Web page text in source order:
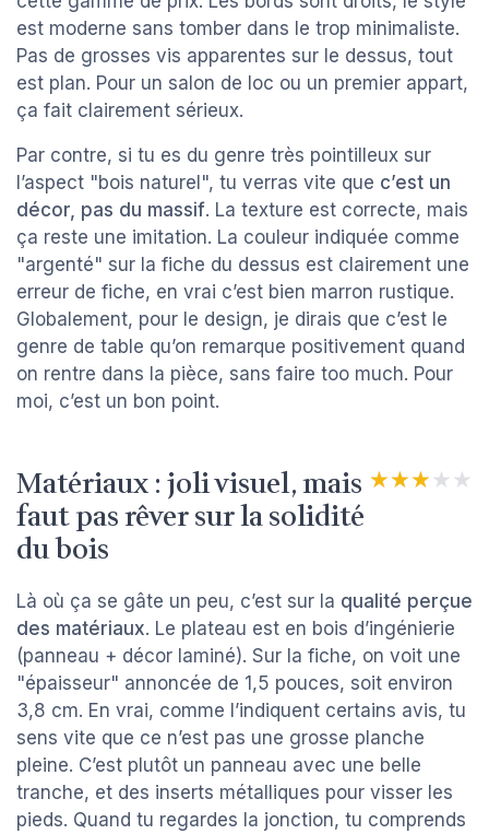
est moderne sans tomber dans le trop minimaliste.
Pas de grosses vis apparentes sur le dessus, tout
est plan. Pour un salon de loc ou un premier appart,
ça fait clairement sérieux.
Par contre, si tu es du genre très pointilleux sur
l’aspect "bois naturel", tu verras vite que c’est un
décor, pas du massif. La texture est correcte, mais
ça reste une imitation. La couleur indiquée comme
"argenté" sur la fiche du dessus est clairement une
erreur de fiche, en vrai c’est bien marron rustique.
Globalement, pour le design, je dirais que c’est le
genre de table qu’on remarque positivement quand
on rentre dans la pièce, sans faire too much. Pour
moi, c’est un bon point.
Matériaux : joli visuel, mais
faut pas rêver sur la solidité
du bois
★★★★★
★★★★★
Là où ça se gâte un peu, c’est sur la qualité perçue
des matériaux. Le plateau est en bois d’ingénierie
(panneau + décor laminé). Sur la fiche, on voit une
"épaisseur" annoncée de 1,5 pouces, soit environ
3,8 cm. En vrai, comme l’indiquent certains avis, tu
sens vite que ce n’est pas une grosse planche
pleine. C’est plutôt un panneau avec une belle
tranche, et des inserts métalliques pour visser les
pieds. Quand tu regardes la jonction, tu comprends